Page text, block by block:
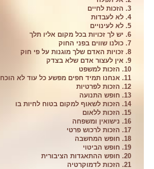
3. הזכות לחיים
4. לא לעבדות
5. לא לעינויים
6. יש לך זכויות בכל מקום אליו תלך
7. כולנו שווים בפני החוק
8. זכויות האדם שלך מוגנות על פי חוק
9. אין לעצור אדם שלא בצדק
10. הזכות למשפט
11. אנחנו תמיד חפים מפשע כל עוד לא הוכחה אשמתנו
12. הזכות לפרטיות
13. חופש התנועה
14. הזכות לשאוף למקום בטוח לחיות בו
15. הזכות ללאום
16. נישואין ומשפחה
17. הזכות לרכוש פרטי
18. חופש המחשבה
19. חופש הביטוי
20. חופש ההתאגדות הציבורית
21. הזכות לדמוקרטיה